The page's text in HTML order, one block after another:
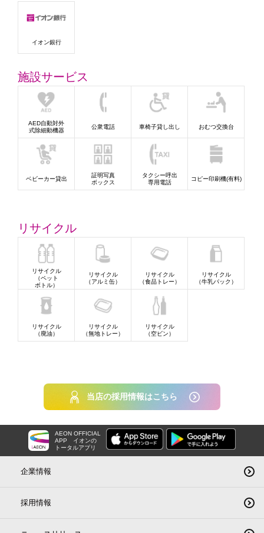
イオン銀行
施設サービス
AED自動対外
式除細動機器
公衆電話 車椅子貸し出し おむつ交換台
ベビーカー貸出
証明写真
ボックス
タクシー呼出
専用電話
コピー印刷機(有料)
リサイクル
リサイクル
（ペット
ボトル）
リサイクル
（アルミ缶）
リサイクル
（食品トレー）
リサイクル
（牛乳パック）
リサイクル
（廃油）
リサイクル
（無地トレー）
リサイクル
（空ビン）
当店の採用情報はこちら
AEON OFFICIAL
APP
イオンの
トータルアプリ
企業情報
採用情報